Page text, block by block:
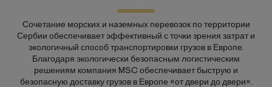
Сочетание морских и наземных перевозок по территории
Сербии обеспечивает эффективный с точки зрения затрат и
экологичный способ транспортировки грузов в Европе.
Благодаря экологически безопасным логистическим
решениям компания MSC обеспечивает быструю и
безопасную доставку грузов в Европе «от двери до двери».